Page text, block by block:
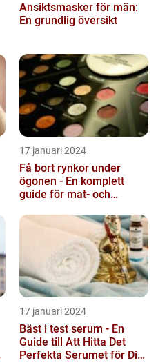
Ansiktsmasker för män:
En grundlig översikt
17 januari 2024
Få bort rynkor under
ögonen - En komplett
guide för mat- och
17 januari 2024
Bäst i test serum - En
Guide till Att Hitta Det
Perfekta Serumet för Din